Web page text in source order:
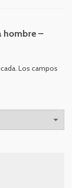
hombre –
Los campos